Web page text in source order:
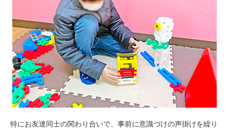
特にお友達同士の関わり合いで、事前に意識づけの声掛けを繰り